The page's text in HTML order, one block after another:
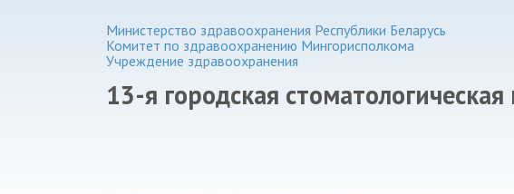
Министерство здравоохранения Республики Беларусь
Комитет по здравоохранению Мингорисполкома
Учреждение здравоохранения
13-я городская